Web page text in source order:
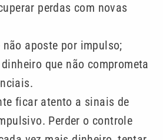
perdas com novas
não aposte por impulso;
que não comprometa
ficar atento a sinais de
Perder o controle